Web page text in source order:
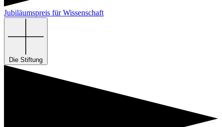
Jubiläumspreis für Wissenschaft
Die Stiftung